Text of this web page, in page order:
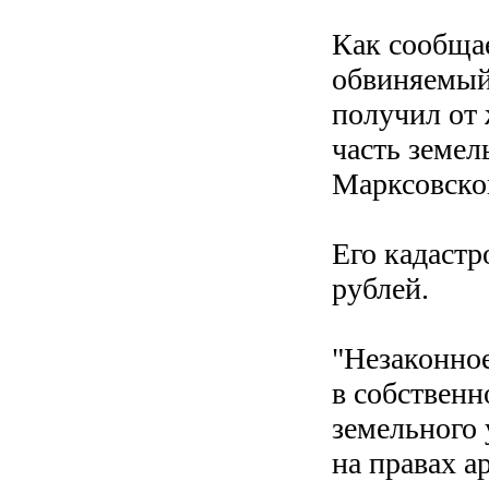
Как
получил от
часть
Его
рублей.
в
земельного
на правах